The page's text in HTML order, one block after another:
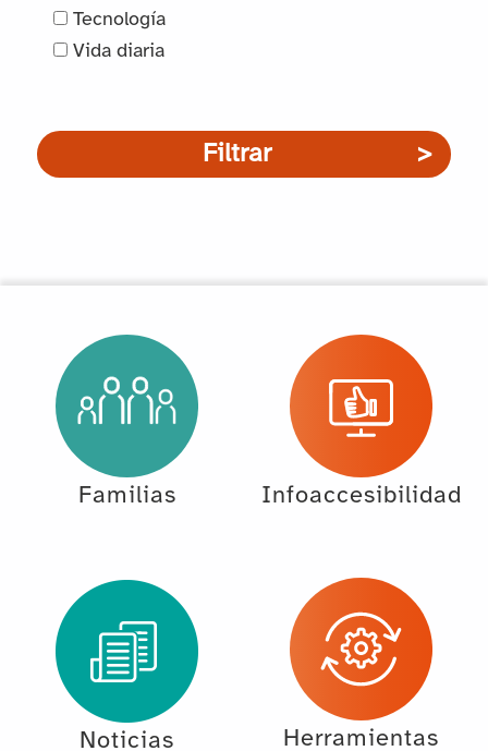
Tecnología
Vida diaria
Filtrar
Familias Infoaccesibilidad
Noticias Herramientas